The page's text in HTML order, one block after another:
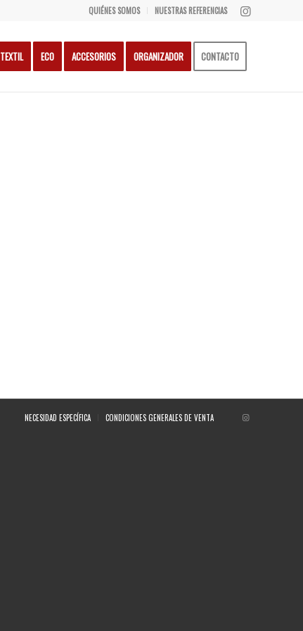
QUIÉNES SOMOS NUESTRAS REFERENCIAS
TEXTIL ECO ACCESORIOS ORGANIZADOR CONTACTO
NECESIDAD ESPECÍFICA CONDICIONES GENERALES DE VENTA